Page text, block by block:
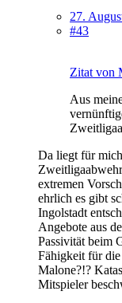
27.
#43
Zitat von
Aus
Da liegt für
extremen
ehrlich es gibt
Ingolstadt
Angebote aus
Passivität beim
Fähigkeit für
Malone?!?
Mitspieler